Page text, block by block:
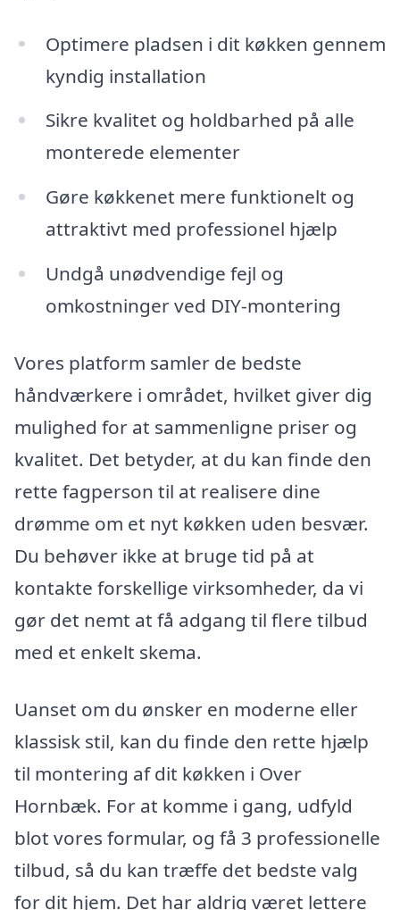
Optimere pladsen i dit køkken gennem
kyndig installation
Sikre kvalitet og holdbarhed på alle
monterede elementer
Gøre køkkenet mere funktionelt og
attraktivt med professionel hjælp
Undgå unødvendige fejl og
omkostninger ved DIY-montering
Vores platform samler de bedste
håndværkere i området, hvilket giver dig
mulighed for at sammenligne priser og
kvalitet. Det betyder, at du kan finde den
rette fagperson til at realisere dine
drømme om et nyt køkken uden besvær.
Du behøver ikke at bruge tid på at
kontakte forskellige virksomheder, da vi
gør det nemt at få adgang til flere tilbud
med et enkelt skema.
Uanset om du ønsker en moderne eller
klassisk stil, kan du finde den rette hjælp
til montering af dit køkken i Over
Hornbæk. For at komme i gang, udfyld
blot vores formular, og få 3 professionelle
tilbud, så du kan træffe det bedste valg
for dit hjem. Det har aldrig været lettere